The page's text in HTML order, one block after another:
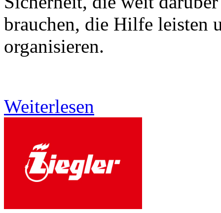
brauchen, die Hilfe leisten
organisieren.
Weiterlesen